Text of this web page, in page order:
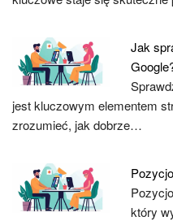
Jak
jest kluczowym elementem
zrozumieć, jak dobrze…
który